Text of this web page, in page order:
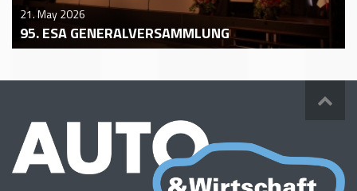
21. May 2026
95. ESA GENERALVERSAMMLUNG